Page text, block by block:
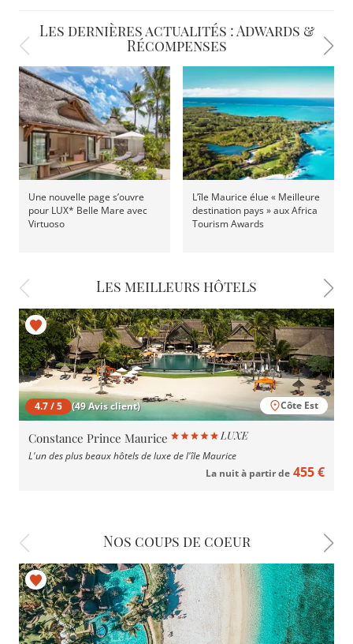
Les dernières actualités : Adwards &
Récompenses
Une nouvelle page s’ouvre
pour LUX* Belle Mare avec
Virtuoso
L’île Maurice élue « Meilleure
destination pays » aux Africa
Tourism Awards
Les meilleurs hôtels
4.7 / 5 (49 Avis client) Côte Est
Constance Prince Maurice
L'un des plus beaux hôtels de luxe de l'île Maurice
La nuit à partir de 455 €
Nos coups de coeur